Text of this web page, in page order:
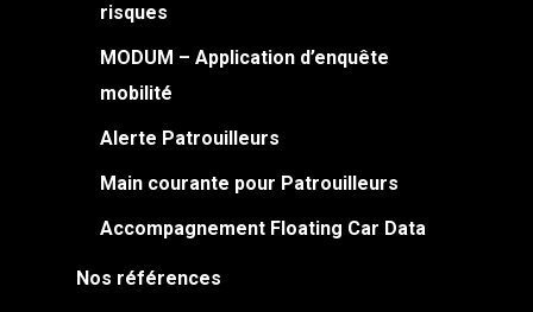
risques
MODUM – Application d’enquête
mobilité
Alerte Patrouilleurs
Main courante pour Patrouilleurs
Accompagnement Floating Car Data
Nos références